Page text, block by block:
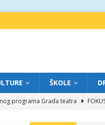
ŠKOLE
programa Grada teatra